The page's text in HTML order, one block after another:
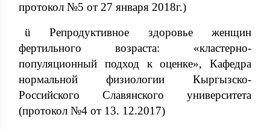
протокол №5 от 27 января 2018г.)
ü Репродуктивное здоровье женщин
фертильного возраста: «кластерно-
популяционный подход к оценке», Кафедра
нормальной физиологии Кыргызско-
Российского Славянского университета
(протокол №4 от 13. 12.2017)